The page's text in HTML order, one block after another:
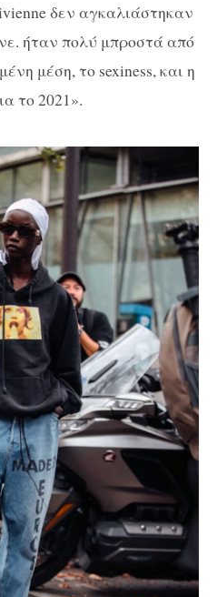
δεν αγκαλιάστηκαν
ήταν πολύ μπροστά από
μέση, το sexiness, και η
το 2021».